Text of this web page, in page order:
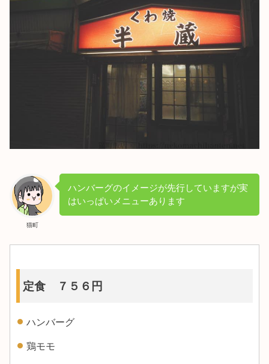
猫町
ハンバーグのイメージが先行していますが実
はいっぱいメニューあります
定食 ７５６円
ハンバーグ
鶏モモ